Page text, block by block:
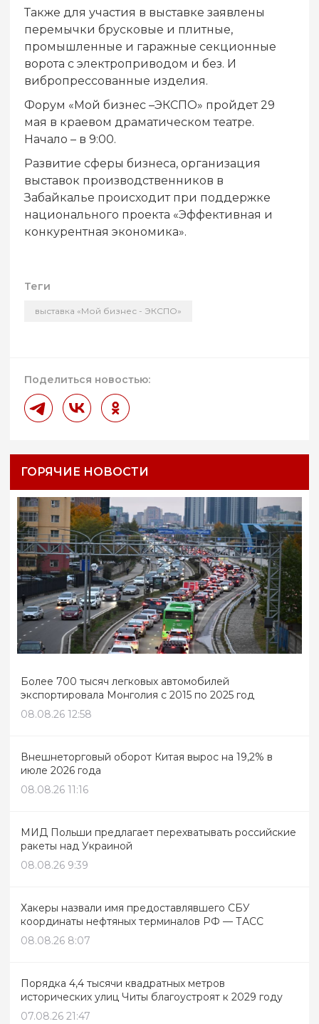
Также для участия в выставке заявлены
перемычки брусковые и плитные,
промышленные и гаражные секционные
ворота с электроприводом и без. И
вибропрессованные изделия.
Форум «Мой бизнес –ЭКСПО» пройдет 29
мая в краевом драматическом театре.
Начало – в 9:00.
Развитие сферы бизнеса, организация
выставок производственников в
Забайкалье происходит при поддержке
национального проекта «Эффективная и
конкурентная экономика».
Теги
выставка «Мой бизнес - ЭКСПО»
Поделиться новостью:
ГОРЯЧИЕ НОВОСТИ
Более 700 тысяч легковых автомобилей
экспортировала Монголия с 2015 по 2025 год
08.08.26 12:58
Внешнеторговый оборот Китая вырос на 19,2% в
июле 2026 года
08.08.26 11:16
МИД Польши предлагает перехватывать российские
ракеты над Украиной
08.08.26 9:39
Хакеры назвали имя предоставлявшего СБУ
координаты нефтяных терминалов РФ — ТАСС
08.08.26 8:07
Порядка 4,4 тысячи квадратных метров
исторических улиц Читы благоустроят к 2029 году
07.08.26 21:47